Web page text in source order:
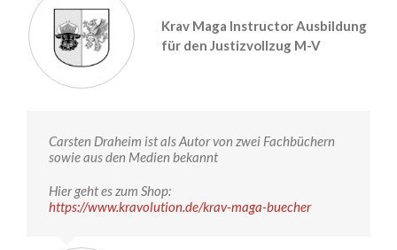
Krav Maga Instructor Ausbildung
für den Justizvollzug M-V
Carsten Draheim ist als Autor von zwei Fachbüchern
sowie aus den Medien bekannt
Hier geht es zum Shop:
https://www.kravolution.de/krav-maga-buecher